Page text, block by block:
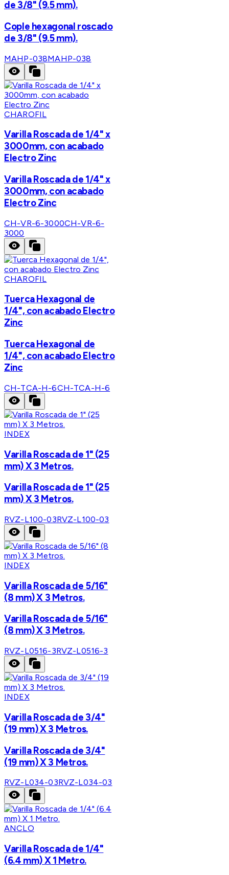
de 3/8" (9.5 mm).
Cople hexagonal roscado
de 3/8" (9.5 mm).
MAHP-038MAHP-038
CHAROFIL
Varilla Roscada de 1/4" x
3000mm, con acabado
Electro Zinc
Varilla Roscada de 1/4" x
3000mm, con acabado
Electro Zinc
CH-VR-6-3000CH-VR-6-
3000
CHAROFIL
Tuerca Hexagonal de
1/4", con acabado Electro
Zinc
Tuerca Hexagonal de
1/4", con acabado Electro
Zinc
CH-TCA-H-6CH-TCA-H-6
INDEX
Varilla Roscada de 1" (25
mm) X 3 Metros.
Varilla Roscada de 1" (25
mm) X 3 Metros.
RVZ-L100-03RVZ-L100-03
INDEX
Varilla Roscada de 5/16"
(8 mm) X 3 Metros.
Varilla Roscada de 5/16"
(8 mm) X 3 Metros.
RVZ-L0516-3RVZ-L0516-3
INDEX
Varilla Roscada de 3/4"
(19 mm) X 3 Metros.
Varilla Roscada de 3/4"
(19 mm) X 3 Metros.
RVZ-L034-03RVZ-L034-03
ANCLO
Varilla Roscada de 1/4"
(6.4 mm) X 1 Metro.